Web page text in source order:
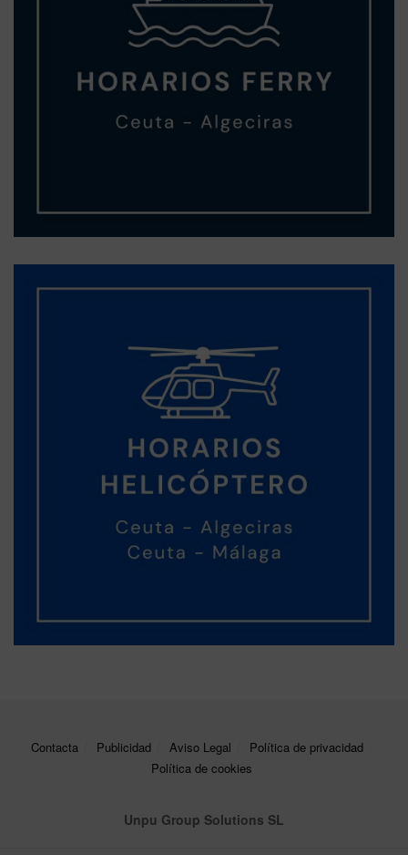
Contacta Publicidad Aviso Legal
Política de privacidad
Política de cookies
Unpu Group Solutions SL